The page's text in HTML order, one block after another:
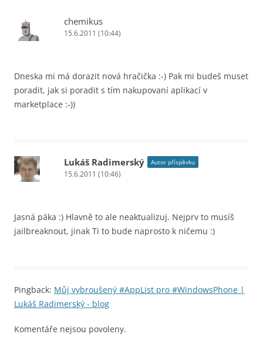
chemikus
15.6.2011 (10:44)
Dneska mi má dorazit nová hračička :-) Pak mi budeš muset
poradit, jak si poradit s tím nakupovaní aplikací v
marketplace :-))
Lukáš Radimerský Autor příspěvku
15.6.2011 (10:46)
Jasná páka :) Hlavně to ale neaktualizuj. Nejprv to musíš
jailbreaknout, jinak Ti to bude naprosto k ničemu :)
Pingback: Můj vybroušený #AppList pro #WindowsPhone |
Lukáš Radimerský - blog
Komentáře nejsou povoleny.